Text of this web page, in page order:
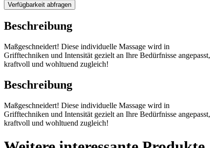
Verfügbarkeit abfragen
Beschreibung
Maßgeschneidert! Diese individuelle Massage wird in
Grifftechniken und Intensität gezielt an Ihre Bedürfnisse angepasst,
kraftvoll und wohltuend zugleich!
Beschreibung
Maßgeschneidert! Diese individuelle Massage wird in
Grifftechniken und Intensität gezielt an Ihre Bedürfnisse angepasst,
kraftvoll und wohltuend zugleich!